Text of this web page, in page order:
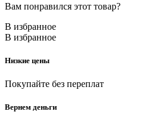
Вам понравился этот товар?
В избранное
В избранное
Низкие цены
Покупайте без переплат
Вернем деньги